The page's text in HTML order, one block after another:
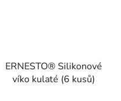
ERNESTO® Silikonové
víko kulaté (6 kusů)